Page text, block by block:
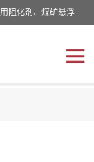
山东贝格曼化工有限公司主营：氯化镁、无水氯化钙、矿用阻化剂、煤矿悬浮剂、道路抑尘剂、氢氧化镁，防灭火剂等，公司位于山东省潍坊市滨海经济开发区,是专业从事对各种精细化工集研究、开发、制造于一体的现代化大型跨境化工企业，公司本着诚信经营、给每一位客户提供专业服务。